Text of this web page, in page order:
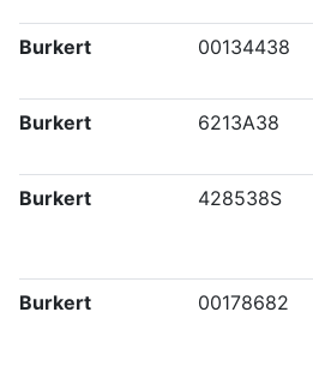
Burkert 00134438
Burkert 6213A38
Burkert 428538S
Burkert 00178682